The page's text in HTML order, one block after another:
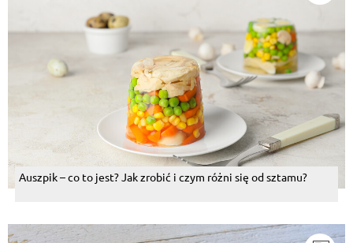
Auszpik – co to jest? Jak zrobić i czym różni się od sztamu?